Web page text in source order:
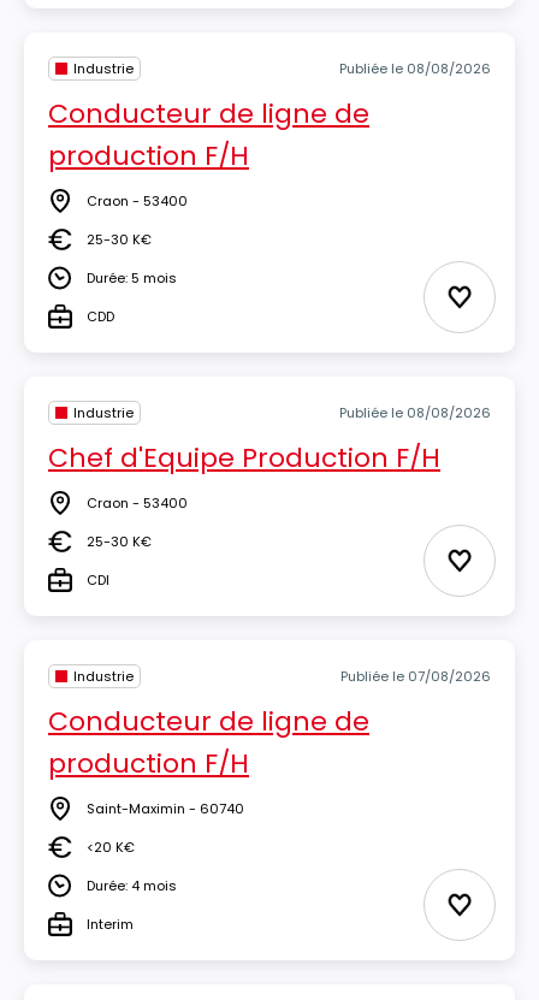
Industrie Publiée le 08/08/2026
Conducteur de ligne de
production F/H
Lieu Craon - 53400
Salaire25-30 K€
DuréeDurée: 5 mois
TypeCDD Ajouter
Industrie Publiée le 08/08/2026
Chef d'Equipe Production F/H
Lieu Craon - 53400
Salaire25-30 K€
TypeCDI Ajouter
Industrie Publiée le 07/08/2026
Conducteur de ligne de
production F/H
Lieu Saint-Maximin - 60740
Salaire<20 K€
DuréeDurée: 4 mois
TypeInterim Ajouter